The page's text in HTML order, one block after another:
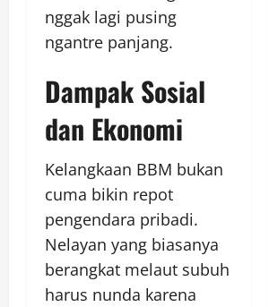
nggak lagi pusing
ngantre panjang.
Dampak Sosial
dan Ekonomi
Kelangkaan BBM bukan
cuma bikin repot
pengendara pribadi.
Nelayan yang biasanya
berangkat melaut subuh
harus nunda karena